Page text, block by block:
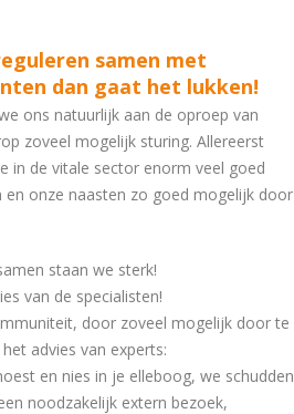
samen met
dan gaat het lukken!
ons natuurlijk aan de oproep van
zoveel mogelijk sturing. Allereerst
in de vitale sector enorm veel goed
onze naasten zo goed mogelijk door
staan we sterk!
van de specialisten!
door zoveel mogelijk door te
advies van experts:
en nies in je elleboog, we schudden
noodzakelijk extern bezoek,